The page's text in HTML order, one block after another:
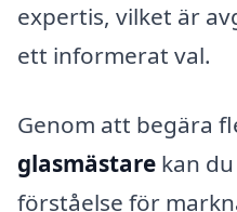
expertis, vilket är
ett informerat val.
Genom att begära
glasmästare kan
förståelse för